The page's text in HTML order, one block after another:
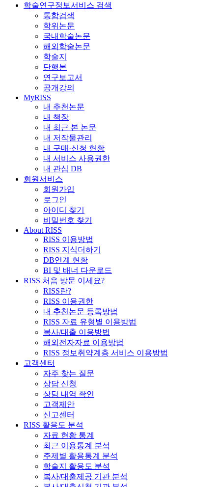
학술연구정보서비스 검색
통합검색
학위논문
국내학술논문
해외학술논문
학술지
단행본
연구보고서
공개강의
MyRISS
내 추천논문
내 책장
내 최근 본 논문
내 저작물관리
내 구매·신청 현황
내 서비스 사용권한
내 관심 DB
회원서비스
회원가입
로그인
아이디 찾기
비밀번호 찾기
About RISS
RISS 이용방법
RISS 지식더하기
DB연계 현황
BI 및 배너 다운로드
RISS 처음 방문 이세요?
RISS란?
RISS 이용권한
내 추천논문 등록방법
RISS 자료 유형별 이용방법
복사/대출 이용방법
해외전자자료 이용방법
RISS 정보취약계층 서비스 이용방법
고객센터
자주 찾는 질문
상담 신청
상담 내역 확인
고객제안
신고센터
RISS 활용도 분석
자료 현황 통계
최근 이용통계 분석
주제별 활용통계 분석
학술지 활용도 분석
복사/대출제공 기관 분석